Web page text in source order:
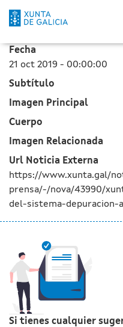
La Xunta
Saltar al contenido principal
Fecha
21 oct 2019 - 00:00:00
Subtítulo
Imagen Principal
Cuerpo
Imagen Relacionada
Url Noticia Externa
https://www.xunta.gal/
prensa/-/nova/43990/
del-sistema-depuracion-
Si tienes cualquier